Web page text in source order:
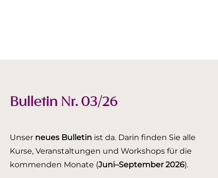
Bulletin Nr. 03/26
Unser neues Bulletin ist da. Darin finden Sie alle
Kurse, Veranstaltungen und Workshops für die
kommenden Monate (Juni–September 2026).